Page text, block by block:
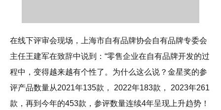
在线下评审会现场，上海市自有品牌协会自有品牌专委会
主任王建军在致辞中说到：“零售企业在自有品牌开发的过
程中，变得越来越有个性了。为什么这么说？金星奖的参
评产品数量从2021年135款， 2022年183款， 2023年261
款，再到今年的453款，参评数量连续4年呈现上升趋势！